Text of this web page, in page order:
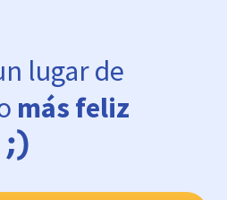
lugar de
más feliz